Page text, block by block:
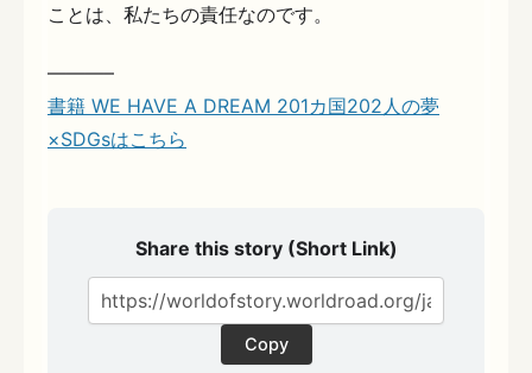
ことは、私たちの責任なのです。
———–
書籍 WE HAVE A DREAM 201カ国202人の夢
×SDGsはこちら
Share this story (Short Link)
Copy